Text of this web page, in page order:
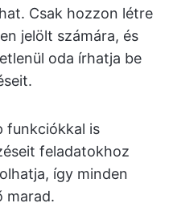
Csak hozzon létre
jelölt számára, és
oda írhatja be
funkciókkal is
feladatokhoz
így minden
marad.